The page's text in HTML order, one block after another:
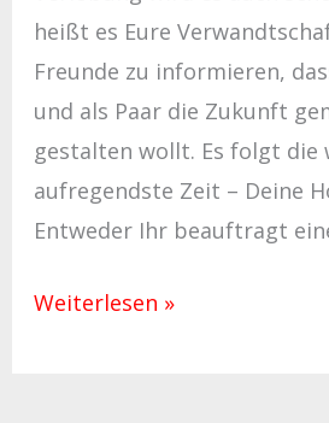
heißt es Eure
Freunde zu informieren,
und als Paar die Zukunft
gestalten wollt. Es folgt die
aufregendste Zeit – Deine
Entweder Ihr beauftragt
Weiterlesen »